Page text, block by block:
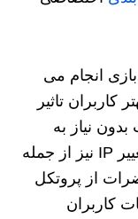
انجام می
تاثیر
نیاز به
استفاده از فیلترشکن و یا ابزار های تغییر IP نیز از جمله
از پروتکل
کاربران